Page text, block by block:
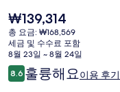
사
진
갤
러
많은 분들이 이곳의 친절
했습니다.
현
재
가
격
은
₩139,314
₩139,314
총 요금: ₩168,569
세금 및 수수료 포함
8월 23일 ~ 8월 24일
이
용
8.610점 만점 중 8.6점.
훌륭해요이용 후